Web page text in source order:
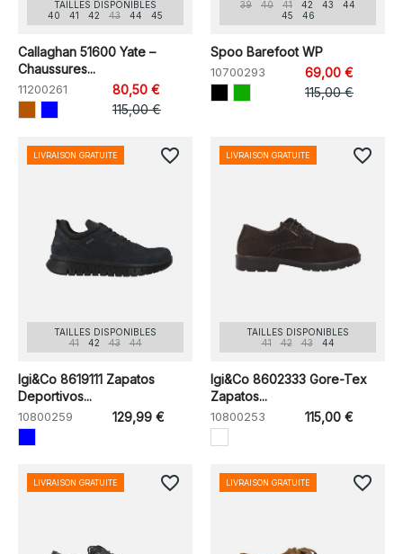
TAILLES DISPONIBLES
40
41 42 43 44 45
Callaghan 51600 Yate –
Chaussures...
11200261
80,50 €
115,00 €
39
40 41 42 43
44
45
46
Spoo Barefoot WP
10700293
69,00 €
115,00 €
TAILLES DISPONIBLES
41
42 43 44
Igi&Co 8619111 Zapatos
Deportivos...
10800259 129,99 €
LIVRAISON GRATUITE favorite_border
TAILLES DISPONIBLES
41
42 43 44
Igi&Co 8602333 Gore-Tex
Zapatos...
10800253 115,00 €
LIVRAISON GRATUITE favorite_border
LIVRAISON GRATUITE favorite_border LIVRAISON GRATUITE favorite_border